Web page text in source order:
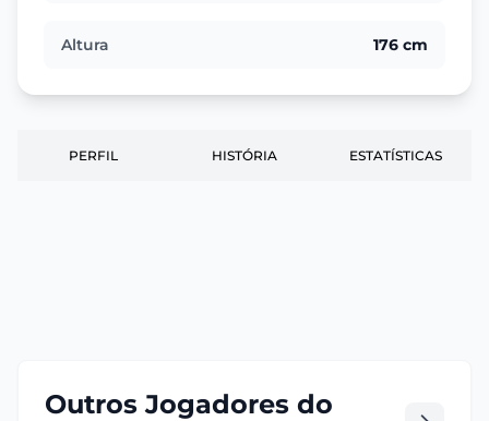
Altura 176 cm
PERFIL HISTÓRIA ESTATÍSTICAS
Outros Jogadores do